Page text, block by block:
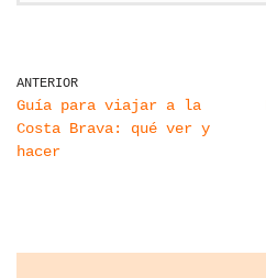
ANTERIOR
Guía para viajar a la
Costa Brava: qué ver y
hacer